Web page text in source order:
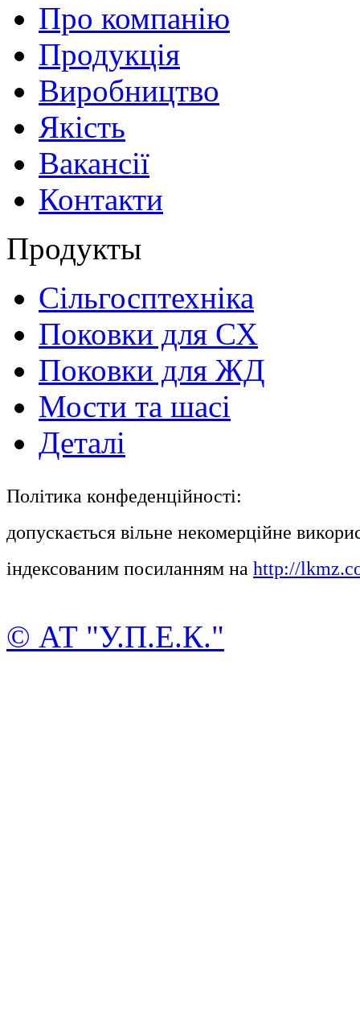
Про компанію
Продукція
Виробництво
Якість
Вакансії
Контакти
Продукты
Сільгосптехніка
Поковки для СХ
Поковки для ЖД
Мости та шасі
Деталі
Політика конфеденційності:
допускається вільне некомерційне
індексованим посиланням на http://
© АТ "У.П.Е.К."